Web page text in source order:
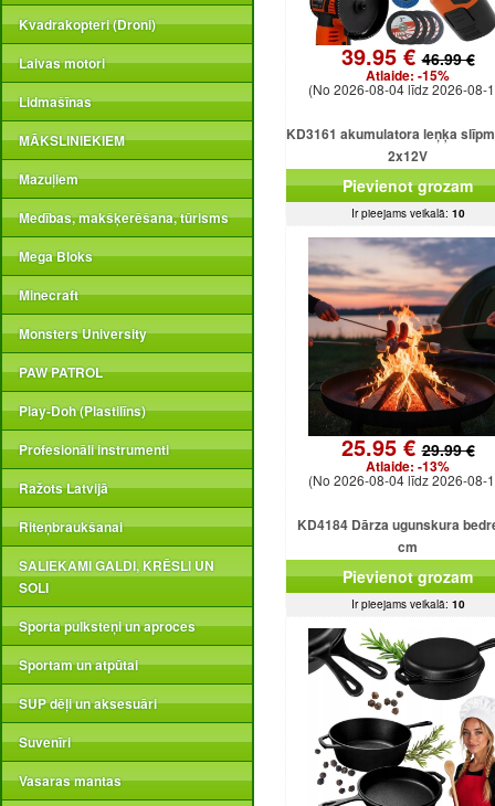
Kvadrakopteri (Droni)
Laivas motori
Lidmašīnas
MĀKSLINIEKIEM
Mazuļiem
Medības, makšķerēšana, tūrisms
Mega Bloks
Minecraft
Monsters University
PAW PATROL
Play-Doh (Plastilīns)
Profesionāli instrumenti
Ražots Latvijā
Riteņbraukšanai
SALIEKAMI GALDI, KRĒSLI UN
SOLI
Sporta pulksteņi un aproces
Sportam un atpūtai
SUP dēļi un aksesuāri
Suvenīri
Vasaras mantas
39.95 €46.99 €
Atlaide: -15%
(No 2026-08-04 līdz 2026-08-
KD3161 akumulatora leņķa
2x12V
Pievienot grozam
Ir pieejams veikalā: 10
25.95 €29.99 €
Atlaide: -13%
(No 2026-08-04 līdz 2026-08-
KD4184 Dārza ugunskura
cm
Pievienot grozam
Ir pieejams veikalā: 10